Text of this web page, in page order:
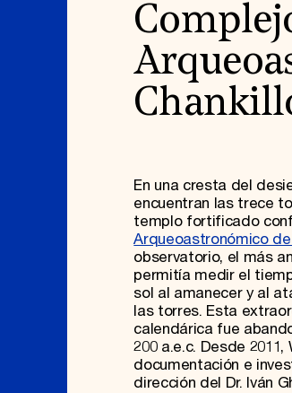
En una cresta del
encuentran las trece
templo fortificado
Arqueoastronómico
observatorio, el más
permitía medir el
sol al amanecer y al
las torres. Esta
calendárica fue
200 a.e.c. Desde
documentación e
dirección del Dr. Iván